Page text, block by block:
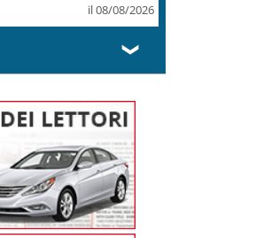
il 08/08/2026
❯